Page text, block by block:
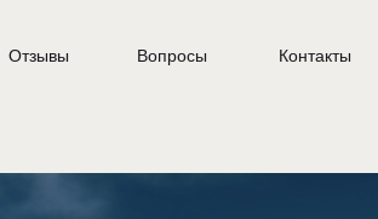
Контакты
Отзывы Вопросы